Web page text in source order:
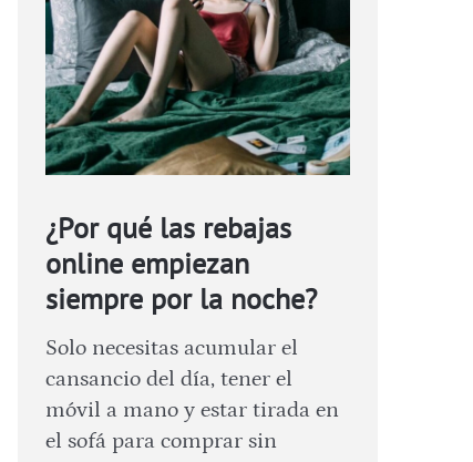
¿Por qué las rebajas
online empiezan
siempre por la noche?
Solo necesitas acumular el
cansancio del día, tener el
móvil a mano y estar tirada en
el sofá para comprar sin